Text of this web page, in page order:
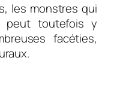
les monstres qui
peut toutefois y
facéties,